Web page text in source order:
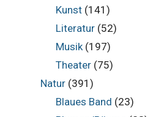
Kunst (141)
Literatur (52)
Musik(197)
Theater (75)
Natur(391)
Blaues Band (23)